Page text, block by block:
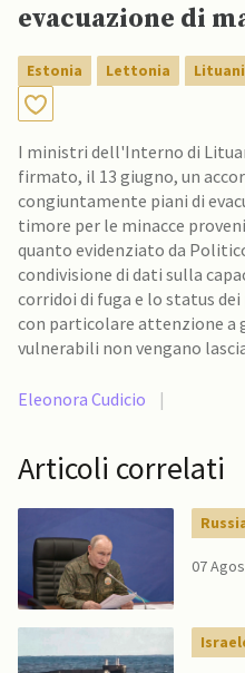
evacuazione di
Estonia Lettonia
I ministri dell'Interno di
firmato, il 13 giugno, un
congiuntamente piani di
timore per le minacce
quanto evidenziato da
condivisione di dati sulla
corridoi di fuga e lo status
con particolare attenzione a
vulnerabili non vengano
Eleonora Cudicio |
Articoli correlati
07